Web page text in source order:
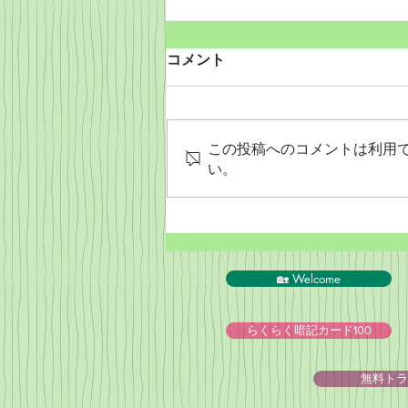
コメント
この投稿へのコメントは利用
い。
🏡 Welcome
らくらく暗記カード100
無料ト